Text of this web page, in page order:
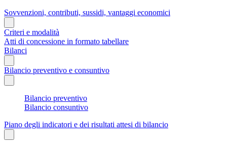
Sovvenzioni, contributi, sussidi, vantaggi economici
Criteri e modalità
Atti di concessione in formato tabellare
Bilanci
Bilancio preventivo e consuntivo
Bilancio preventivo
Bilancio consuntivo
Piano degli indicatori e dei risultati attesi di bilancio